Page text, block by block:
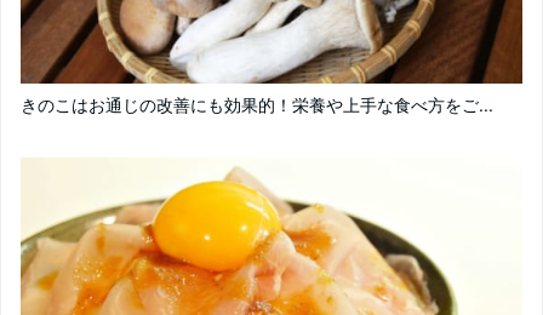
きのこはお通じの改善にも効果的！栄養や上手な食べ方をご...